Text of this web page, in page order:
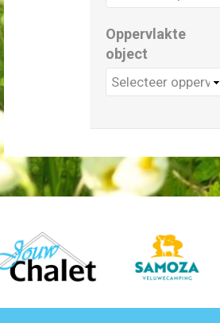
Oppervlakte
object